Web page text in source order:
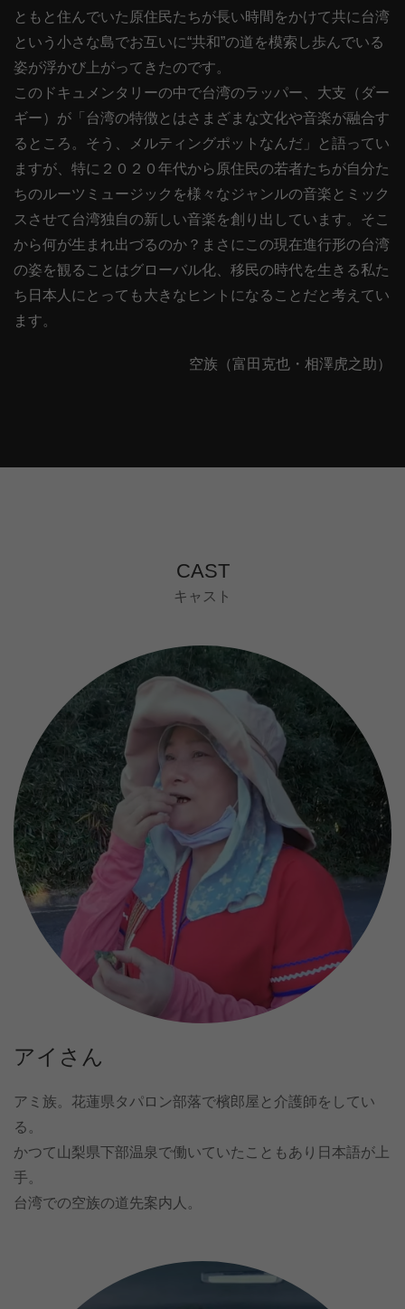
ともと住んでいた原住民たちが長い時間をかけて共に台湾
という小さな島でお互いに“共和”の道を模索し歩んでいる
姿が浮かび上がってきたのです。
このドキュメンタリーの中で台湾のラッパー、大支（ダー
ギー）が「台湾の特徴とはさまざまな文化や音楽が融合す
るところ。そう、メルティングポットなんだ」と語ってい
ますが、特に２０２０年代から原住民の若者たちが自分た
ちのルーツミュージックを様々なジャンルの音楽とミック
スさせて台湾独自の新しい音楽を創り出しています。そこ
から何が生まれ出づるのか？まさにこの現在進行形の台湾
の姿を観ることはグローバル化、移民の時代を生きる私た
ち日本人にとっても大きなヒントになることだと考えてい
ます。
空族（富田克也・相澤虎之助）
CAST
キャスト
アイさん
アミ族。花蓮県タパロン部落で檳郎屋と介護師をしてい
る。
かつて山梨県下部温泉で働いていたこともあり日本語が上
手。
台湾での空族の道先案内人。